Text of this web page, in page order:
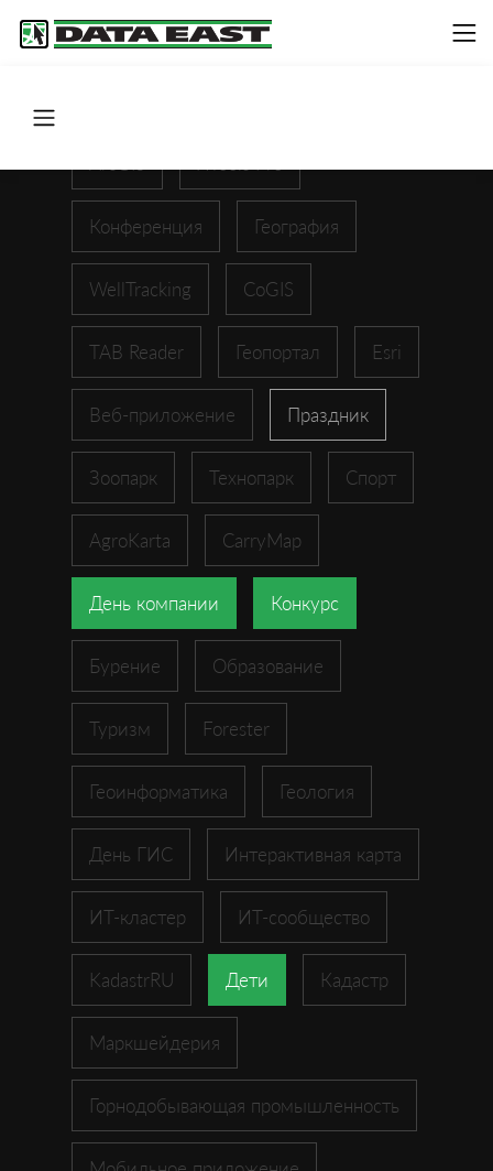
Конференция География
WellTracking CoGIS
TAB Reader Геопортал Esri
Веб-приложение Праздник
Зоопарк Технопарк Спорт
AgroKarta CarryMap
День компании Конкурс
Бурение Образование
Туризм Forester
Геоинформатика Геология
День ГИС Интерактивная карта
ИТ-кластер ИТ-сообщество
KadastrRU Дети Кадастр
Маркшейдерия
Горнодобывающая промышленность